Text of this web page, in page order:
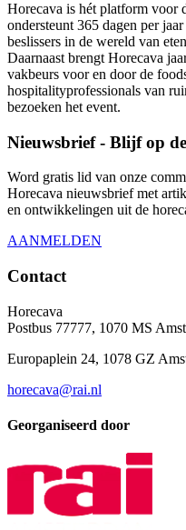
Horecava is hét platform voor
ondersteunt 365 dagen per
beslissers in de wereld van
Daarnaast brengt Horecava
vakbeurs voor en door de
hospitalityprofessionals van
bezoeken het event.
Nieuwsbrief - Blijf op
Word gratis lid van onze
Horecava nieuwsbrief met
en ontwikkelingen uit de
AANMELDEN
Contact
Horecava
Postbus 77777, 1070 MS
Europaplein 24, 1078 GZ
horecava@rai.nl
Georganiseerd door